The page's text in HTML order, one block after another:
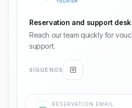
Reservation and support desk
Reach our team quickly for
support.
SÍGUENOS
RESERVATION EMAIL